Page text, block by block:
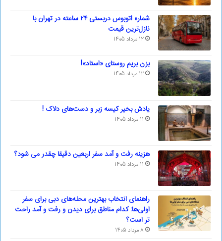
شماره اتوبوس دربستی ۲۴ ساعته در تهران با
نازل‌ترین قیمت
12 مرداد 1405
بزن بریم روستای «استاد»!
12 مرداد 1405
یادش بخیر کیسه‌ زبر و دست‌های دلاک !
11 مرداد 1405
هزینه رفت و آمد سفر اربعین دقیقا چقدر می شود؟
11 مرداد 1405
راهنمای انتخاب بهترین محله‌های دبی برای سفر
اولی‌ها: کدام مناطق برای دیدن و رفت و آمد راحت
تر است؟
8 مرداد 1405